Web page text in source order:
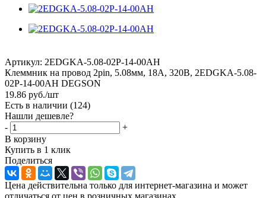
Артикул: 2EDGKA-5.08-02P-14-00AH
Клеммник на провод 2pin, 5.08мм, 18А, 320В, 2EDGKA-5.08-
02P-14-00AH DEGSON
19.86 руб./шт
Есть в наличии (124)
Нашли дешевле?
-
+
В корзину
Купить в 1 клик
Поделиться
Цена действительна только для интернет-магазина и может